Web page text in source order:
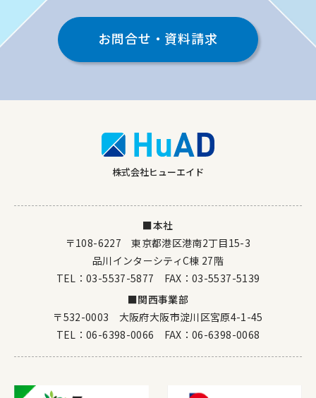
お問合せ・資料請求
株式会社ヒューエイド
■本社
〒108-6227 東京都港区港南2丁目15-3
品川インターシティC棟 27階
TEL：03-5537-5877 FAX：03-5537-5139
■関西事業部
〒532-0003 大阪府大阪市淀川区宮原4-1-45
TEL：06-6398-0066 FAX：06-6398-0068